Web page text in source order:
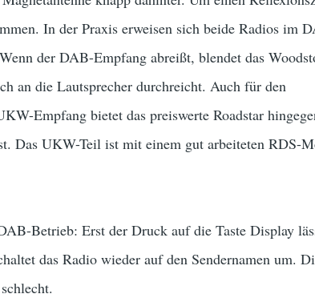
In der Praxis erweisen sich beide Radios im
der DAB-Empfang abreißt, blendet das
an die Lautsprecher durchreicht. Auch für den
Empfang bietet das preiswerte Roadstar
Das UKW-Teil ist mit einem gut arbeiteten RDS-
Betrieb: Erst der Druck auf die Taste Display
das Radio wieder auf den Sendernamen um.